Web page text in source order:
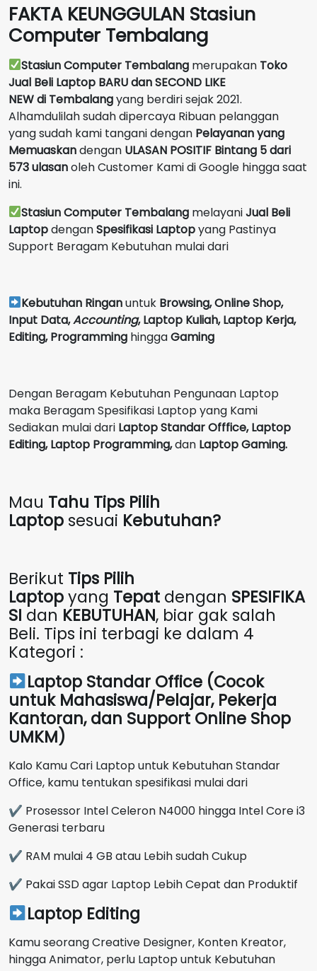
FAKTA KEUNGGULAN Stasiun
Computer Tembalang
Stasiun Computer Tembalang merupakan Toko
Jual Beli Laptop BARU dan SECOND LIKE
NEWdi Tembalangyang berdiri sejak 2021.
Alhamdulilah sudah dipercaya Ribuan pelanggan
yang sudah kami tangani dengan Pelayanan yang
Memuaskandengan ULASAN POSITIF Bintang 5 dari
573 ulasanoleh Customer Kami di Google hingga saat
ini.
Stasiun Computer Tembalang melayaniJual Beli
LaptopdenganSpesifikasi Laptopyang Pastinya
Support Beragam Kebutuhan mulai dari
Kebutuhan Ringanuntuk Browsing, Online Shop,
Input Data,Accounting, Laptop Kuliah, Laptop Kerja,
Editing, Programming hinggaGaming
Dengan Beragam Kebutuhan Pengunaan Laptop
maka Beragam Spesifikasi Laptop yang Kami
Sediakan mulai dari Laptop Standar Offfice, Laptop
Editing, Laptop Programming,dan Laptop Gaming.
Mau Tahu Tips Pilih
Laptop sesuai Kebutuhan?
Berikut Tips Pilih
Laptopyang Tepat dengan SPESIFIKA
SI dan KEBUTUHAN, biar gak salah
Beli. Tips ini terbagi ke dalam 4
Kategori :
Laptop Standar Office (Cocok
untuk Mahasiswa/Pelajar, Pekerja
Kantoran, dan Support Online Shop
UMKM)
Kalo Kamu Cari Laptop untuk Kebutuhan Standar
Office, kamu tentukan spesifikasi mulai dari
✔ Prosessor Intel Celeron N4000 hingga Intel Core i3
Generasi terbaru
✔ RAM mulai 4 GB atau Lebih sudah Cukup
✔ Pakai SSD agar Laptop Lebih Cepat dan Produktif
Laptop Editing
Kamu seorang Creative Designer, Konten Kreator,
hingga Animator, perlu Laptop untuk Kebutuhan